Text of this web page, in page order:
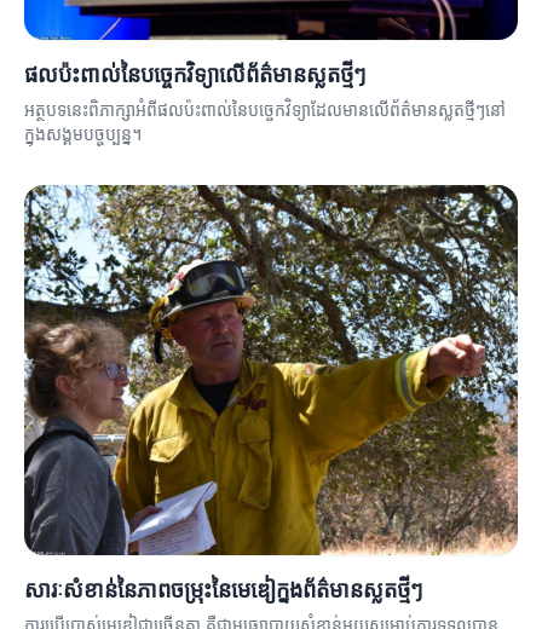
ផលប៉ះពាល់នៃបច្ចេកវិទ្យាលើព័ត៌មានស្លតថ្មីៗ
អត្ថបទនេះពិភាក្សាអំពីផលប៉ះពាល់នៃបច្ចេកវិទ្យាដែលមានលើព័ត៌មានស្លតថ្មីៗនៅ
ក្នុងសង្គមបច្ចុប្បន្ន។
សារៈសំខាន់នៃភាពចម្រុះនៃមេឌៀក្នុងព័ត៌មានស្លតថ្មីៗ
ការប្រើប្រាស់មេឌៀជាច្រើនគ្នា គឺជាមធ្យោបាយសំខាន់មួយសម្រាប់ការទទួលបាន